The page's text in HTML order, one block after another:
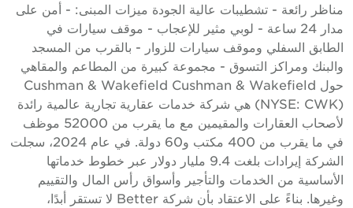
مناظر رائعة - تشطيبات عالية الجودة ميزات المبنى: - أمن على
مدار 24 ساعة - لوبي مثير للإعجاب - موقف سيارات في
الطابق السفلي وموقف سيارات للزوار - بالقرب من المسجد
والبنك ومراكز التسوق - مجموعة كبيرة من المطاعم والمقاهي
حول Cushman & Wakefield Cushman & Wakefield
(NYSE: CWK) هي شركة خدمات عقارية تجارية عالمية رائدة
لأصحاب العقارات والمقيمين مع ما يقرب من 52000 موظف
في ما يقرب من 400 مكتب و60 دولة. في عام 2024، سجلت
الشركة إيرادات بلغت 9.4 مليار دولار عبر خطوط خدماتها
الأساسية من الخدمات والتأجير وأسواق رأس المال والتقييم
وغيرها. بناءً على الاعتقاد بأن شركة Better لا تستقر أبدًا،